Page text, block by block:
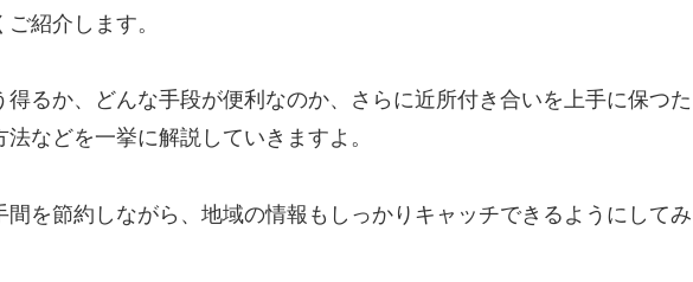
紹介します。
得るか、どんな手段が便利なのか、さらに近所付き合いを上手に保つた
などを一挙に解説していきますよ。
を節約しながら、地域の情報もしっかりキャッチできるようにしてみ